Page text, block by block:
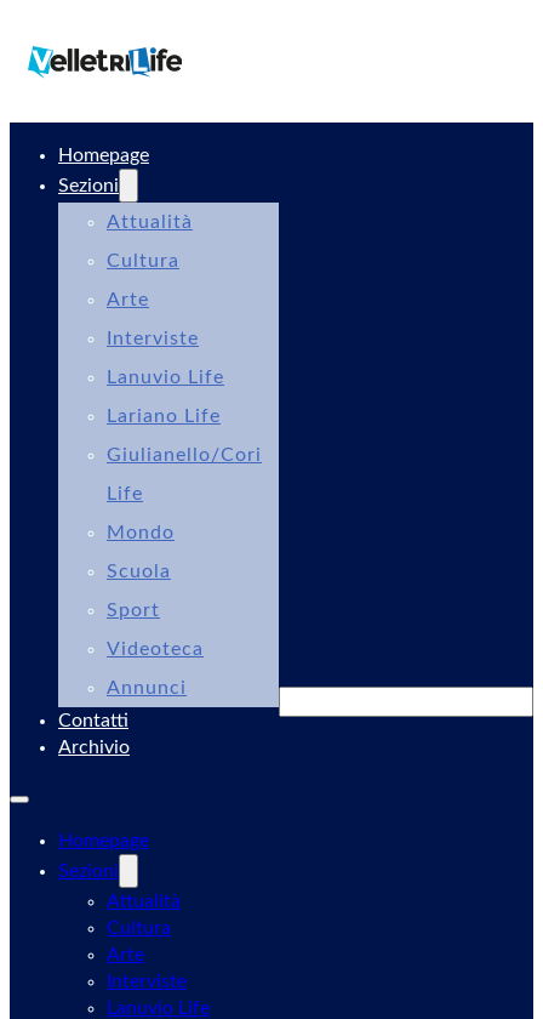
Homepage
Sezioni
Attualità
Cultura
Arte
Interviste
Lanuvio Life
Lariano Life
Giulianello/Cori
Life
Mondo
Scuola
Sport
Videoteca
Annunci
Contatti
Archivio
Homepage
Sezioni
Attualità
Cultura
Arte
Interviste
Lanuvio Life